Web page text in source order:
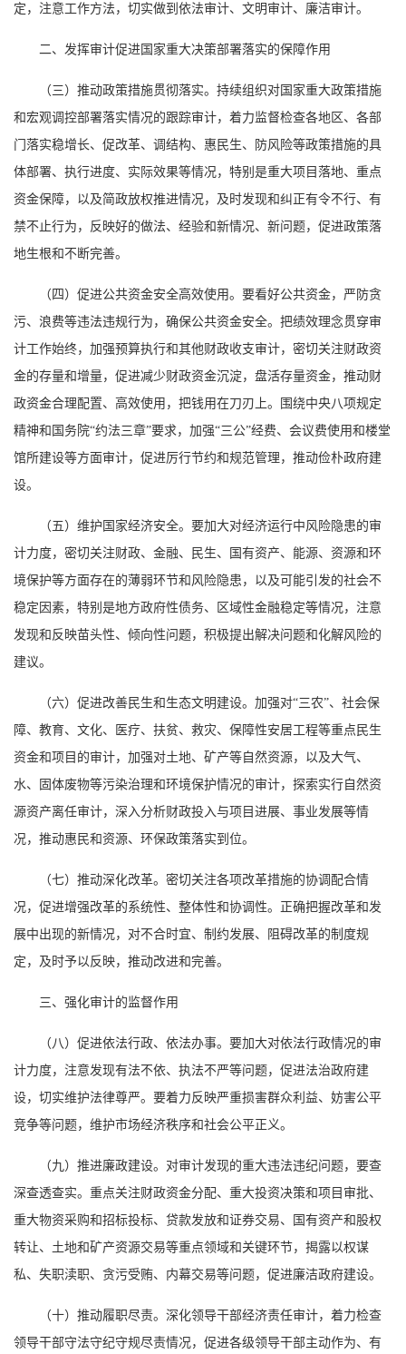
定，注意工作方法，切实做到依法审计、文明审计、廉洁审计。
二、发挥审计促进国家重大决策部署落实的保障作用
（三）推动政策措施贯彻落实。持续组织对国家重大政策措施
和宏观调控部署落实情况的跟踪审计，着力监督检查各地区、各部
门落实稳增长、促改革、调结构、惠民生、防风险等政策措施的具
体部署、执行进度、实际效果等情况，特别是重大项目落地、重点
资金保障，以及简政放权推进情况，及时发现和纠正有令不行、有
禁不止行为，反映好的做法、经验和新情况、新问题，促进政策落
地生根和不断完善。
（四）促进公共资金安全高效使用。要看好公共资金，严防贪
污、浪费等违法违规行为，确保公共资金安全。把绩效理念贯穿审
计工作始终，加强预算执行和其他财政收支审计，密切关注财政资
金的存量和增量，促进减少财政资金沉淀，盘活存量资金，推动财
政资金合理配置、高效使用，把钱用在刀刃上。围绕中央八项规定
精神和国务院“约法三章”要求，加强“三公”经费、会议费使用和楼堂
馆所建设等方面审计，促进厉行节约和规范管理，推动俭朴政府建
设。
（五）维护国家经济安全。要加大对经济运行中风险隐患的审
计力度，密切关注财政、金融、民生、国有资产、能源、资源和环
境保护等方面存在的薄弱环节和风险隐患，以及可能引发的社会不
稳定因素，特别是地方政府性债务、区域性金融稳定等情况，注意
发现和反映苗头性、倾向性问题，积极提出解决问题和化解风险的
建议。
（六）促进改善民生和生态文明建设。加强对“三农”、社会保
障、教育、文化、医疗、扶贫、救灾、保障性安居工程等重点民生
资金和项目的审计，加强对土地、矿产等自然资源，以及大气、
水、固体废物等污染治理和环境保护情况的审计，探索实行自然资
源资产离任审计，深入分析财政投入与项目进展、事业发展等情
况，推动惠民和资源、环保政策落实到位。
（七）推动深化改革。密切关注各项改革措施的协调配合情
况，促进增强改革的系统性、整体性和协调性。正确把握改革和发
展中出现的新情况，对不合时宜、制约发展、阻碍改革的制度规
定，及时予以反映，推动改进和完善。
三、强化审计的监督作用
（八）促进依法行政、依法办事。要加大对依法行政情况的审
计力度，注意发现有法不依、执法不严等问题，促进法治政府建
设，切实维护法律尊严。要着力反映严重损害群众利益、妨害公平
竞争等问题，维护市场经济秩序和社会公平正义。
（九）推进廉政建设。对审计发现的重大违法违纪问题，要查
深查透查实。重点关注财政资金分配、重大投资决策和项目审批、
重大物资采购和招标投标、贷款发放和证券交易、国有资产和股权
转让、土地和矿产资源交易等重点领域和关键环节，揭露以权谋
私、失职渎职、贪污受贿、内幕交易等问题，促进廉洁政府建设。
（十）推动履职尽责。深化领导干部经济责任审计，着力检查
领导干部守法守纪守规尽责情况，促进各级领导干部主动作为、有